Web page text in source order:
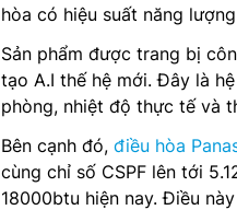
hòa có hiệu suất năng
Sản phẩm được trang bị
tạo A.I thế hệ mới. Đây là
phòng, nhiệt độ thực tế và
Bên cạnh đó, điều hòa
cùng chỉ số CSPF lên tới
18000btu hiện nay. Điều